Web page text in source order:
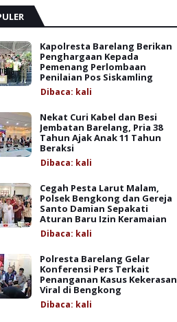
Kapolresta Barelang Berikan
Penghargaan Kepada
Pemenang Perlombaan
Penilaian Pos Siskamling
Dibaca: kali
Nekat Curi Kabel dan Besi
Jembatan Barelang, Pria 38
Tahun Ajak Anak 11 Tahun
Beraksi
Dibaca: kali
Cegah Pesta Larut Malam,
Polsek Bengkong dan Gereja
Santo Damian Sepakati
Aturan Baru Izin Keramaian
Dibaca: kali
Polresta Barelang Gelar
Konferensi Pers Terkait
Penanganan Kasus Kekerasan
Viral di Bengkong
Dibaca: kali